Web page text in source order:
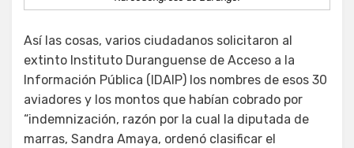
Así las cosas, varios ciudadanos solicitaron al
extinto Instituto Duranguense de Acceso a la
Información Pública (IDAIP) los nombres de esos 30
aviadores y los montos que habían cobrado por
“indemnización, razón por la cual la diputada de
marras, Sandra Amaya, ordenó clasificar el